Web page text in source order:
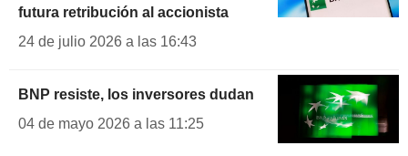
futura retribución al accionista
24 de julio 2026 a las 16:43
BNP resiste, los inversores dudan
04 de mayo 2026 a las 11:25